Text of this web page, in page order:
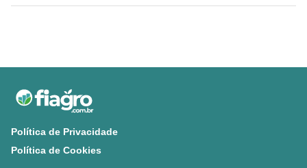
Política de Privacidade
Política de Cookies